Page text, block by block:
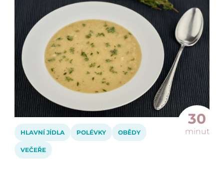
30
minut
HLAVNÍ JÍDLA POLÉVKY OBĚDY
VEČEŘE